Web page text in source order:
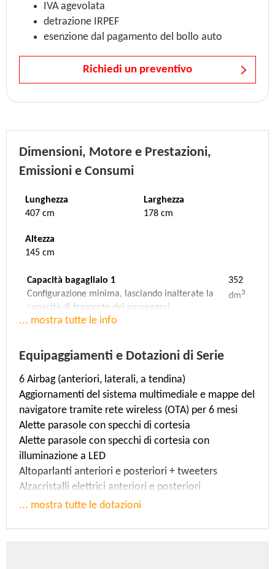
IVA agevolata
detrazione IRPEF
esenzione dal pagamento del bollo auto
Richiedi un preventivo
Dimensioni, Motore e Prestazioni,
Emissioni e Consumi
Lunghezza
407 cm
Larghezza
178 cm
Altezza
145 cm
Capacità bagagliaio 1
Configurazione minima, lasciando inalterate la
capacità di trasporto dei passeggeri.
352
dm3
Capacità bagagliaio 2
posteriori ribaltati.
Configurazione massima, con gli schienali dei
sedili posteriori ribaltati e tutto lo spazio
disponibile fino al tetto della vettura.
Velocità massima
181 Km/h
Accelerazione
Massa
1145 Kg
Rapporto Potenza/Tara
(66,2 KW/1,145 T)
Consumo Urbano
Consumo Extraurbano
... mostra tutte le info
Equipaggiamenti e Dotazioni di Serie
6 Airbag (anteriori, laterali, a tendina)
Aggiornamenti del sistema multimediale e mappe del
navigatore tramite rete wireless (OTA) per 6 mesi
Alette parasole con specchi di cortesia
Alette parasole con specchi di cortesia con
illuminazione a LED
Altoparlanti anteriori e posteriori + tweeters
Alzacristalli elettrici anteriori e posteriori
Antifurto con radiocomando a distanza e
... mostra tutte le dotazioni